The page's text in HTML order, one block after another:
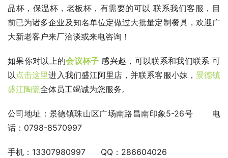
品杯，保温杯，老板杯，有需要的可以 联系我们客服，目
前已为诸多企业及知名单位定做过大批量定制餐具，欢迎广
大新老客户来厂洽谈或来电咨询！
如果你对以上的会议杯子 感兴趣，可以联系和我们联系 可
以点击这里进入我们盛江阿里店，并联系客服小妹， 景德镇
盛江陶瓷全体员工竭诚为您服务。
公司地址：景德镇珠山区广场南路昌南印象5-26号 电
话：0798-8570997
手机：13307980997 QQ：286604026